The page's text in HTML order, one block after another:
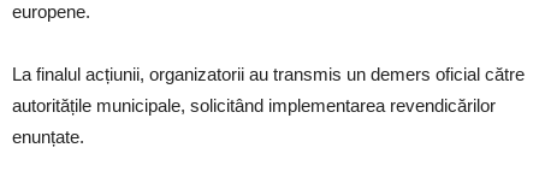
europene.
La finalul acțiunii, organizatorii au transmis un demers oficial către
autoritățile municipale, solicitând implementarea revendicărilor
enunțate.